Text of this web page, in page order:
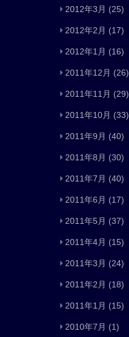
2012年3月 (25)
2012年2月 (17)
2012年1月 (16)
2011年12月 (26)
2011年11月 (29)
2011年10月 (33)
2011年9月 (40)
2011年8月 (30)
2011年7月 (40)
2011年6月 (17)
2011年5月 (37)
2011年4月 (15)
2011年3月 (24)
2011年2月 (18)
2011年1月 (15)
2010年7月 (1)